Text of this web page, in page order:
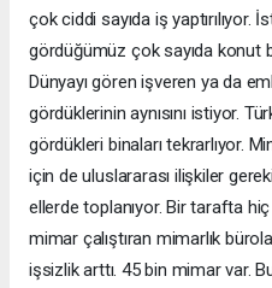
çok ciddi sayıda iş yaptırılıyor.
gördüğümüz çok sayıda konut
Dünyayı gören işveren ya da
gördüklerinin aynısını istiyor.
gördükleri binaları tekrarlıyor.
için de uluslararası ilişkiler
ellerde toplanıyor. Bir tarafta
mimar çalıştıran mimarlık
işsizlik arttı. 45 bin mimar var.